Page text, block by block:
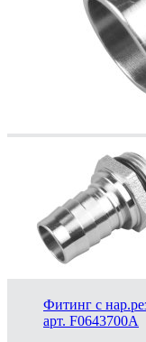
Фитинг с
арт. F0643700A